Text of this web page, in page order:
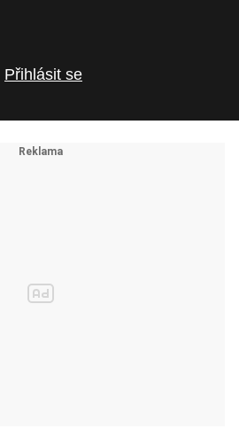
Přihlásit se